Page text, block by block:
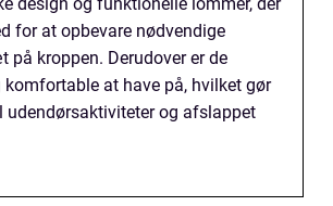
for at opbevare nødvendige
på kroppen. Derudover er de
at have på, hvilket gør
udendørsaktiviteter og afslappet